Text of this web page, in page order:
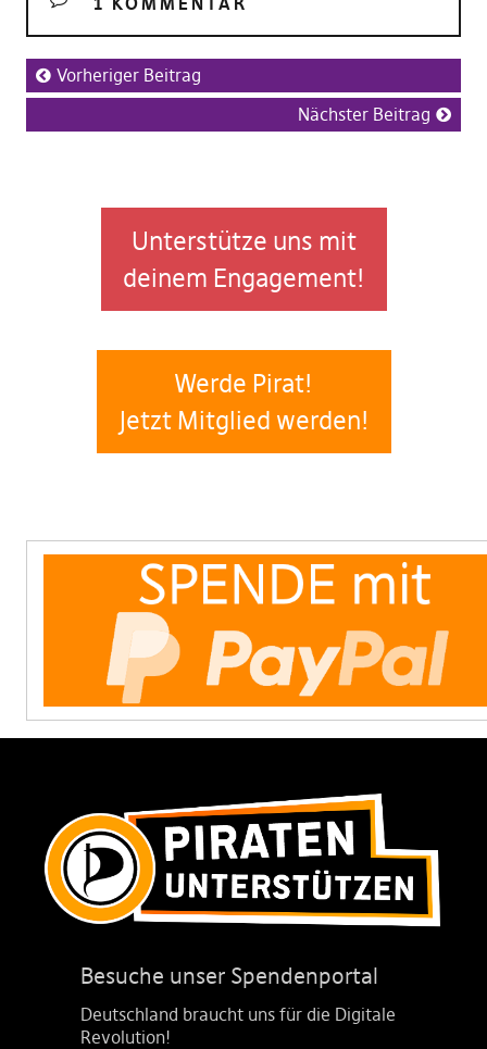
Vorheriger Beitrag
Nächster Beitrag
Unterstütze uns mit
deinem Engagement!
Werde Pirat!
Jetzt Mitglied werden!
Besuche unser Spendenportal
Deutschland braucht uns für die Digitale
Revolution!